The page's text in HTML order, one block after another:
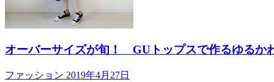
オーバーサイズが旬！ GUトップスで作るゆるか
ファッション 2019年4月27日